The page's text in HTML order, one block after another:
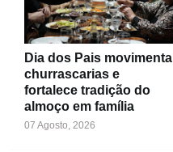
Dia dos Pais movimenta
churrascarias e
fortalece tradição do
almoço em família
07 Agosto, 2026